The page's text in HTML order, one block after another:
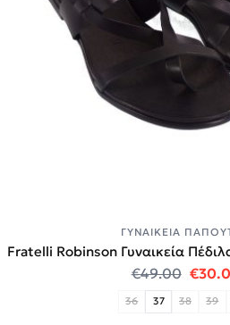
ΓΥΝΑΙΚΕΊΑ
Fratelli Robinson Γυναικεία
€49.00 €
36 37 38 39